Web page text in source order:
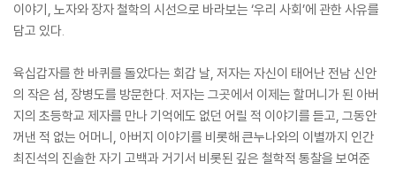
이야기, 노자와 장자 철학의 시선으로 바라보는 ‘우리 사회’에 관한 사유를
담고 있다.
육십갑자를 한 바퀴를 돌았다는 회갑 날, 저자는 자신이 태어난 전남 신안
의 작은 섬, 장병도를 방문한다. 저자는 그곳에서 이제는 할머니가 된 아버
지의 초등학교 제자를 만나 기억에도 없던 어릴 적 이야기를 듣고, 그동안
꺼낸 적 없는 어머니, 아버지 이야기를 비롯해 큰누나와의 이별까지 인간
최진석의 진솔한 자기 고백과 거기서 비롯된 깊은 철학적 통찰을 보여준